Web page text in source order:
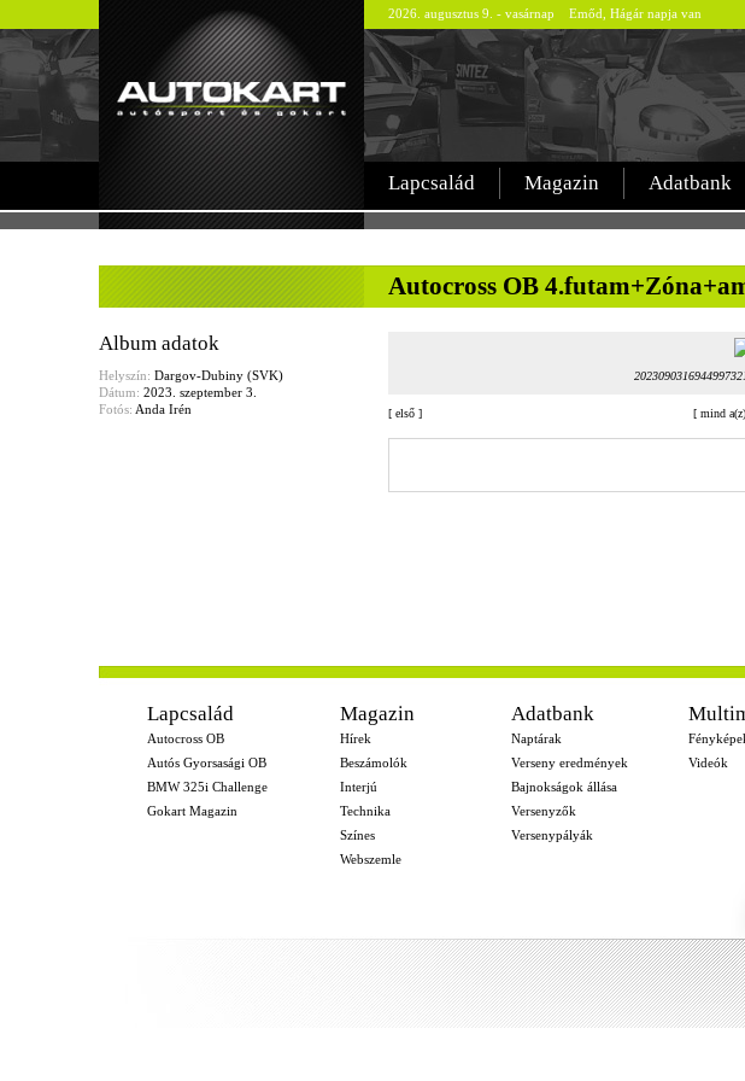
2026. augusztus 9. - vasárnap Emőd, Hágár napja van
Lapcsalád Magazin Adatbank
Autocross OB
Album adatok
Helyszín: Dargov-Dubiny (SVK)
Dátum: 2023. szeptember 3.
Fotós: Anda Irén [ első ] [ mind a(z)
Lapcsalád
Autocross OB
Autós Gyorsasági OB
BMW 325i Challenge
Gokart Magazin
Magazin
Hírek
Beszámolók
Interjú
Technika
Színes
Webszemle
Adatbank
Naptárak
Verseny eredmények
Bajnokságok állása
Versenyzők
Versenypályák
Videók